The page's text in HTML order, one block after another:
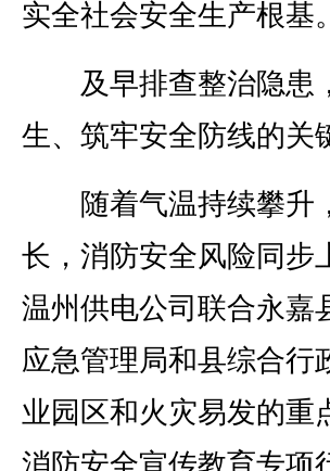
实全社会安全生产根基。
及早排查整治隐患
生、筑牢安全防线的关
随着气温持续攀升
长，消防安全风险同步
温州供电公司联合永嘉
应急管理局和县综合行
业园区和火灾易发的重
消防安全宣传教育专项